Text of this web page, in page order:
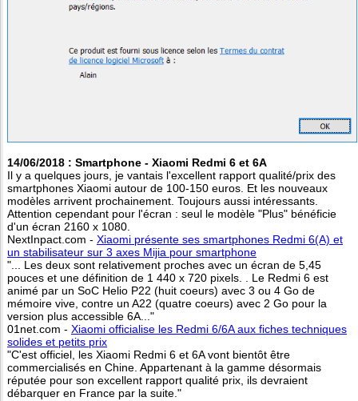
14/06/2018 : Smartphone - Xiaomi Redmi 6 et 6A
Il y a quelques jours, je vantais l'excellent rapport qualité/prix des
smartphones Xiaomi autour de 100-150 euros. Et les nouveaux
modèles arrivent prochainement. Toujours aussi intéressants.
Attention cependant pour l'écran : seul le modèle "Plus" bénéficie
d'un écran 2160 x 1080.
NextInpact.com - Xiaomi présente ses smartphones Redmi 6(A) et
un stabilisateur sur 3 axes Mijia pour smartphone
"... Les deux sont relativement proches avec un écran de 5,45
pouces et une définition de 1 440 x 720 pixels. . Le Redmi 6 est
animé par un SoC Helio P22 (huit coeurs) avec 3 ou 4 Go de
mémoire vive, contre un A22 (quatre coeurs) avec 2 Go pour la
version plus accessible 6A..."
01net.com - Xiaomi officialise les Redmi 6/6A aux fiches techniques
solides et petits prix
"C'est officiel, les Xiaomi Redmi 6 et 6A vont bientôt être
commercialisés en Chine. Appartenant à la gamme désormais
réputée pour son excellent rapport qualité prix, ils devraient
débarquer en France par la suite."